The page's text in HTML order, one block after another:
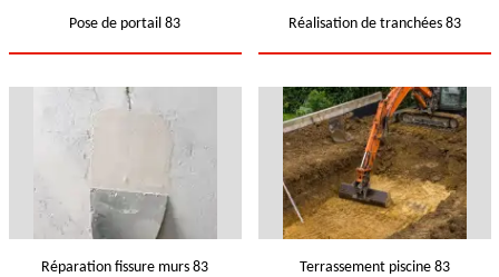
Pose de portail 83 Réalisation de tranchées 83
Réparation fissure murs 83 Terrassement piscine 83